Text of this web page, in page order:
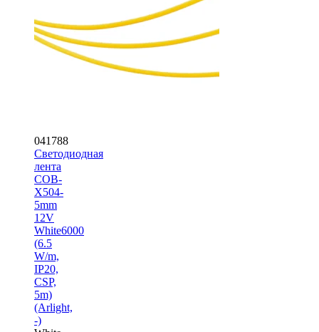
041788
Светодиодная
лента
COB-
X504-
5mm
12V
White6000
(6.5
W/m,
IP20,
CSP,
5m)
(Arlight,
-)